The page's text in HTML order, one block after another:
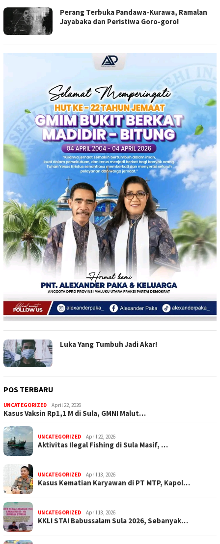
Perang Terbuka Pandawa-Kurawa, Ramalan
Jayabaka dan Peristiwa Goro-goro!
Luka Yang Tumbuh Jadi Akar!
POS TERBARU
UNCATEGORIZED April 22, 2026
Kasus Vaksin Rp1,1 M di Sula, GMNI Malut…
UNCATEGORIZED April 22, 2026
Aktivitas Ilegal Fishing di Sula Masif, …
UNCATEGORIZED April 18, 2026
Kasus Kematian Karyawan di PT MTP, Kapol…
UNCATEGORIZED April 18, 2026
KKLI STAI Babussalam Sula 2026, Sebanyak…